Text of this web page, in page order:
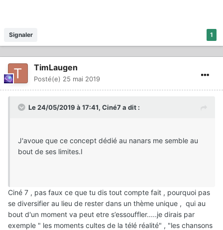
1
Signaler
TimLaugen
Posté(e) 25 mai 2019
Le 24/05/2019 à 17:41, Ciné7 a dit :
J'avoue que ce concept dédié au nanars me semble au
bout de ses limites.I
Ciné 7 , pas faux ce que tu dis tout compte fait , pourquoi pas
se diversifier au lieu de rester dans un thème unique , qui au
bout d'un moment va peut etre s’essouffler.....je dirais par
exemple " les moments cultes de la télé réalité" , "les chansons